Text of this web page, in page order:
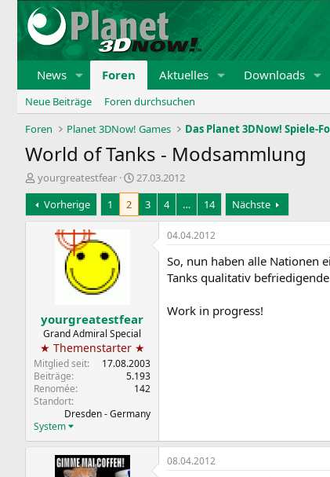
News Foren Aktuelles Downloads
Neue Beiträge
Foren durchsuchen
Foren
Planet 3DNow! Games Das Planet 3DNow! Spiele-
World of Tanks - Modsammlung
E
r
s
t
yourgreatestfear
E
r
t
27.03.2012
Vorherige
1 2 3 4 … 14 Nächste
yourgreatestfear
Grand Admiral Special
★ Themenstarter ★
Mitglied seit
17.08.2003
Beiträge
5.193
Renomée
142
Standort
Dresden - Germany
System
04.04.2012
So, nun haben alle Nationen
Tanks qualitativ
Work in progress!
08.04.2012